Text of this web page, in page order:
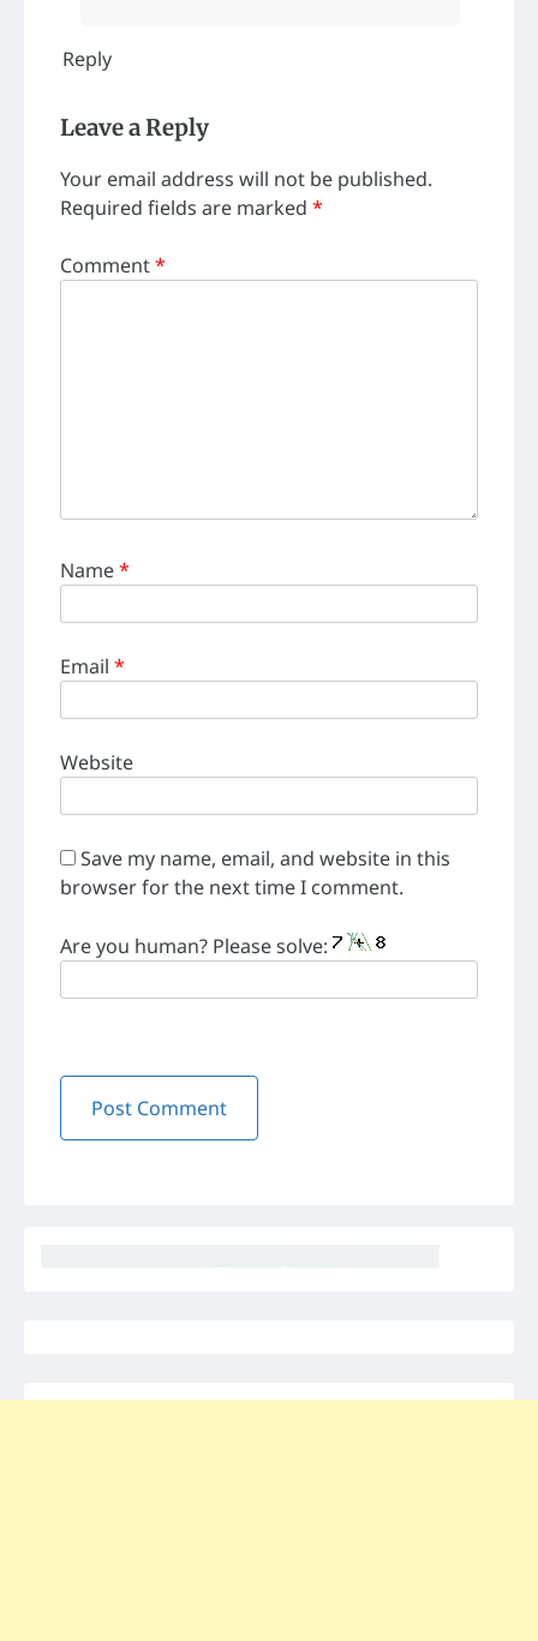
Reply
Leave a Reply
Your email address will not be published.
Required fields are marked *
Comment*
Name*
Email *
Website
Save my name, email, and website in this
browser for the next time I comment.
Are you human? Please solve: